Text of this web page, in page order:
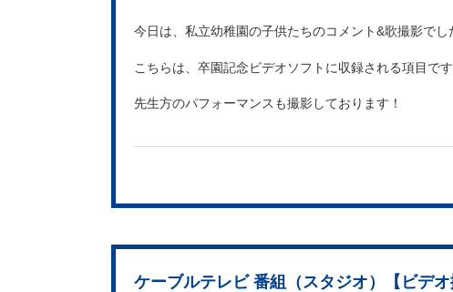
今日は、私立幼稚園の子供たちのコメント&歌撮影でし
こちらは、卒園記念ビデオソフトに収録される項目です
先生方のパフォーマンスも撮影しております！
ケーブルテレビ 番組（スタジオ）【ビデオ